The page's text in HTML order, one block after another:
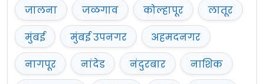
जालना
जळगाव कोल्हापूर
लातूर
मुंबई
मुंबई उपनगर
अहमदनगर
नागपूर
नांदेड नंदुरबार
नाशिक